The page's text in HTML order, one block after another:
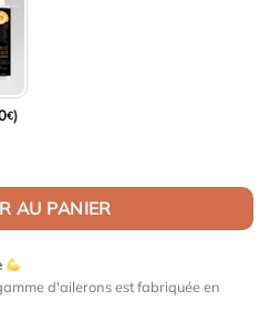
€)
V1 pour Audi TT 8J RS Coupé
AU PANIER
d'ailerons est fabriquée en